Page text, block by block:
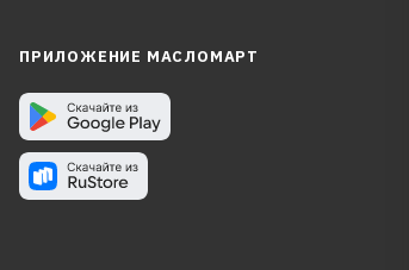
ПРИЛОЖЕНИЕ МАСЛОМАРТ